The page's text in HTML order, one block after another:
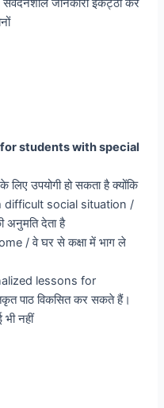
जानकारी इकट्ठा करें
students with special
लिए उपयोगी हो सकता है क्योंकि
difficult social situation /
अनुमति देता है
/ वे घर से कक्षा में भाग ले
lessons for
पाठ विकसित कर सकते हैं।
नहीं